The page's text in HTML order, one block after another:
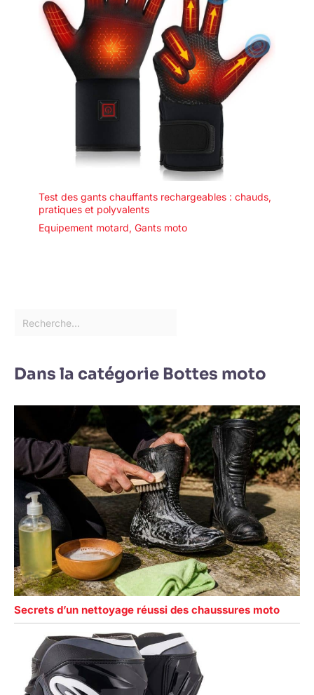
Test des gants chauffants rechargeables : chauds,
pratiques et polyvalents
Equipement motard, Gants moto
Dans la catégorie Bottes moto
Secrets d’un nettoyage réussi des chaussures moto